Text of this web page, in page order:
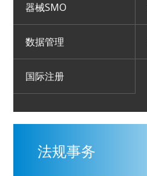
器械SMO
数据管理
国际注册
法规事务